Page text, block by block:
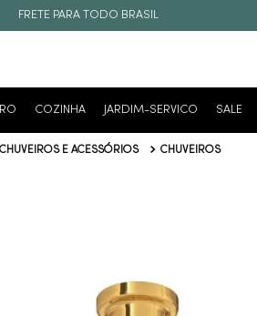
FRETE PARA TODO BRASIL
COZINHA JARDIM-SERVICO SALE
CHUVEIROS E ACESSÓRIOS CHUVEIROS